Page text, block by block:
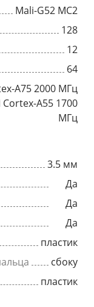
Mali-G52 MC2
128
12
64
A75 2000 МГц
Cortex-A55 1700
МГц
3.5 мм
Да
Да
Да
пластик
сбоку
пластик